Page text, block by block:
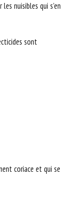
nuisibles qui s’en
sont
coriace et qui se